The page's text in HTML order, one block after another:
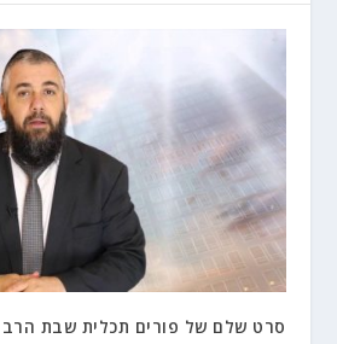
סרט שלם של פורים תכלית שבת הרב